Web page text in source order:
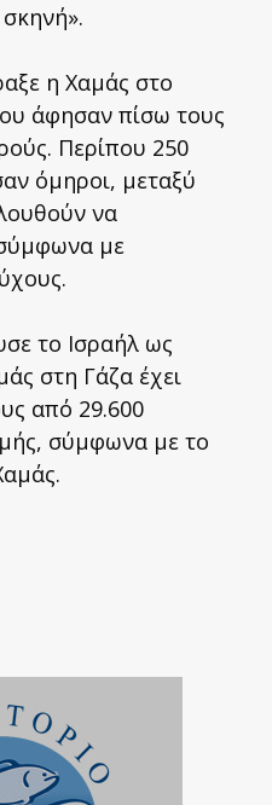
η Χαμάς στο
άφησαν πίσω τους
Περίπου 250
όμηροι, μεταξύ
να
με
το Ισραήλ ως
στη Γάζα έχει
από 29.600
σύμφωνα με το